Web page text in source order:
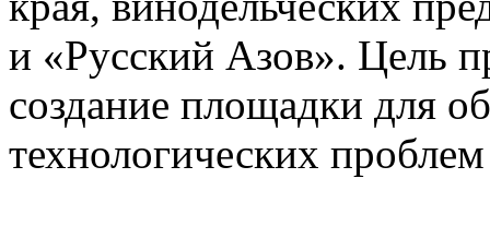
и «Русский Азов». Цель
создание площадки для
технологических